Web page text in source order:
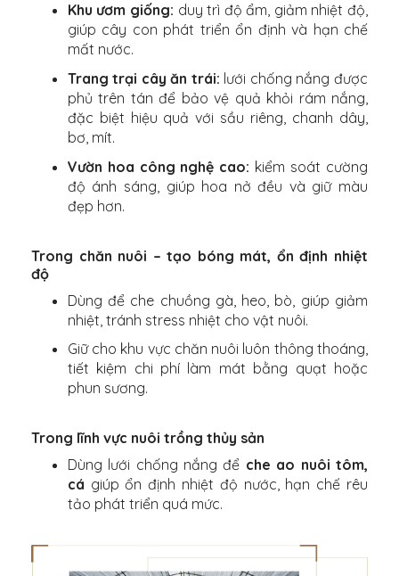
Khu ươm giống: duy trì độ ẩm, giảm nhiệt độ,
giúp cây con phát triển ổn định và hạn chế
mất nước.
Trang trại cây ăn trái: lưới chống nắng được
phủ trên tán để bảo vệ quả khỏi rám nắng,
đặc biệt hiệu quả với sầu riêng, chanh dây,
bơ, mít.
Vườn hoa công nghệ cao: kiểm soát cường
độ ánh sáng, giúp hoa nở đều và giữ màu
đẹp hơn.
Trong chăn nuôi – tạo bóng mát, ổn định nhiệt
độ
Dùng để che chuồng gà, heo, bò, giúp giảm
nhiệt, tránh stress nhiệt cho vật nuôi.
Giữ cho khu vực chăn nuôi luôn thông thoáng,
tiết kiệm chi phí làm mát bằng quạt hoặc
phun sương.
Trong lĩnh vực nuôi trồng thủy sản
Dùng lưới chống nắng để che ao nuôi tôm,
cá giúp ổn định nhiệt độ nước, hạn chế rêu
tảo phát triển quá mức.